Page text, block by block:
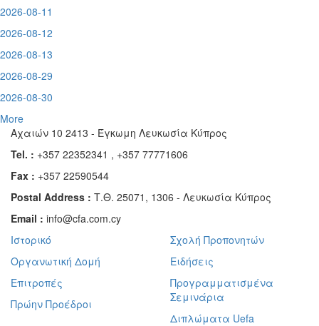
2026-08-11
2026-08-12
2026-08-13
2026-08-29
2026-08-30
More
Αχαιών 10 2413 - Έγκωμη Λευκωσία Κύπρος
Tel. : +357 22352341 , +357 77771606
Fax : +357 22590544
Postal Address : Τ.Θ. 25071, 1306 - Λευκωσία Κύπρος
Email : info@cfa.com.cy
Ιστορικό
Οργανωτική Δομή
Επιτροπές
Πρώην Προέδροι
Σχολή Προπονητών
Ειδήσεις
Προγραμματισμένα
Σεμινάρια
Διπλώματα Uefa